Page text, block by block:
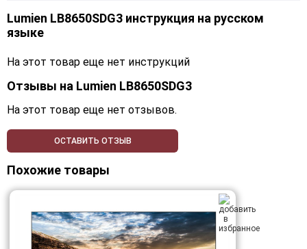
Lumien LB8650SDG3 инструкция на русском
языке
На этот товар еще нет инструкций
Отзывы на Lumien LB8650SDG3
На этот товар еще нет отзывов.
ОСТАВИТЬ ОТЗЫВ
Похожие товары